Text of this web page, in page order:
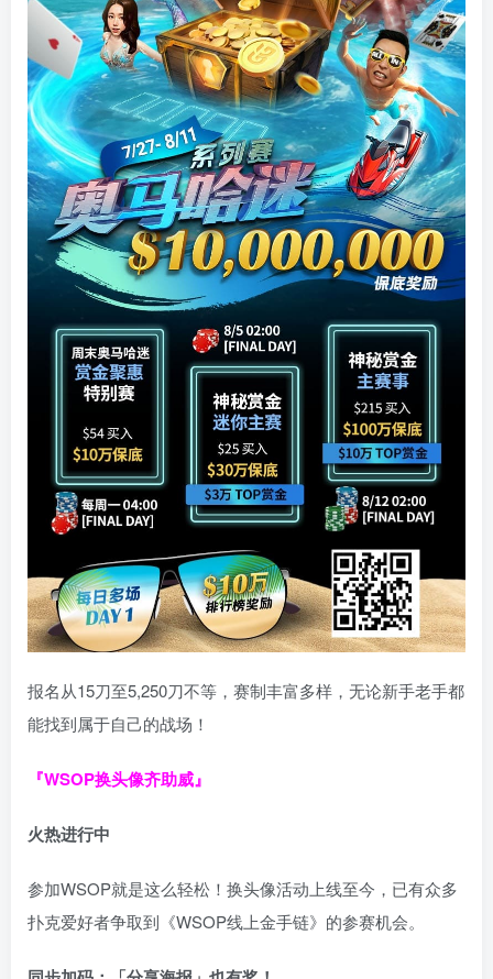
报名从15刀至5,250刀不等，赛制丰富多样，无论新手老手都
能找到属于自己的战场！
『WSOP换头像齐助威』
火热进行中
参加WSOP就是这么轻松！换头像活动上线至今，已有众多
扑克爱好者争取到《WSOP线上金手链》的参赛机会。